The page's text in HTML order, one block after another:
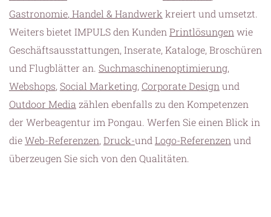
Gastronomie, Handel & Handwerk kreiert und umsetzt.
Weiters bietet IMPULS den Kunden Printlösungen wie
Geschäftsausstattungen, Inserate, Kataloge, Broschüren
und Flugblätter an. Suchmaschinenoptimierung,
Webshops, Social Marketing, Corporate Design und
Outdoor Media zählen ebenfalls zu den Kompetenzen
der Werbeagentur im Pongau. Werfen Sie einen Blick in
dieWeb-Referenzen, Druck-und Logo-Referenzen und
überzeugen Sie sich von den Qualitäten.